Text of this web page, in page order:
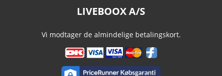
LIVEBOOX A/S
Vi modtager de almindelige betalingskort.